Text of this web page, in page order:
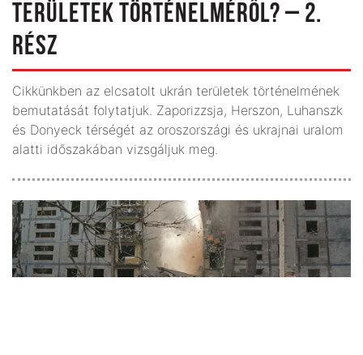
TERÜLETEK TÖRTÉNELMÉRŐL? – 2.
RÉSZ
Cikkünkben az elcsatolt ukrán területek történelmének
bemutatását folytatjuk. Zaporizzsja, Herszon, Luhanszk
és Donyeck térségét az oroszországi és ukrajnai uralom
alatti időszakában vizsgáljuk meg.